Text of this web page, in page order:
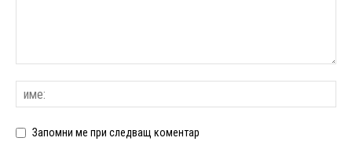
Запомни ме при следващ коментар